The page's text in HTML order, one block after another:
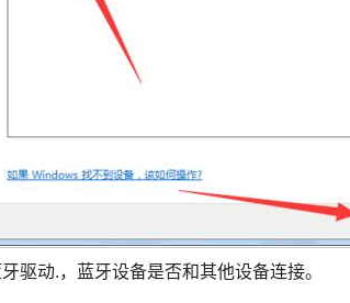
驱动.，蓝牙设备是否和其他设备连接。